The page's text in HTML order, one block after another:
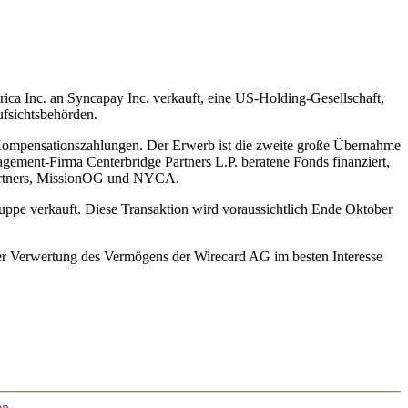
Inc. an Syncapay Inc. verkauft, eine US-Holding-Gesellschaft,
Der Erwerb ist die zweite große Übernahme
Firma Centerbridge Partners L.P. beratene Fonds finanziert,
MissionOG und NYCA.
verkauft. Diese Transaktion wird voraussichtlich Ende Oktober
des Vermögens der Wirecard AG im besten Interesse